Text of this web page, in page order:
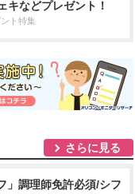
キなどプレゼント！
ト特集
さらに見る
」調理師免許必須/シフ